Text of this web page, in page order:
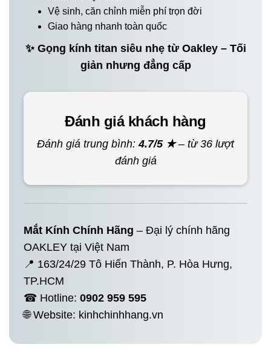
Vệ sinh, căn chỉnh miễn phí trọn đời
Giao hàng nhanh toàn quốc
✨ Gọng kính titan siêu nhẹ từ Oakley – Tối
giản nhưng đẳng cấp
Đánh giá khách hàng
Đánh giá trung bình:4.7/5 ★– từ 36 lượt
đánh giá
Mắt Kính Chính Hãng – Đại lý chính hãng
OAKLEY tại Việt Nam
📍 163/24/29 Tô Hiến Thành, P. Hòa Hưng,
TP.HCM
☎ Hotline: 0902 959 595
🌐 Website: kinhchinhhang.vn